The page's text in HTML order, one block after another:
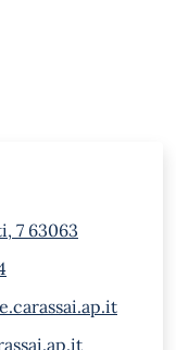
7 63063